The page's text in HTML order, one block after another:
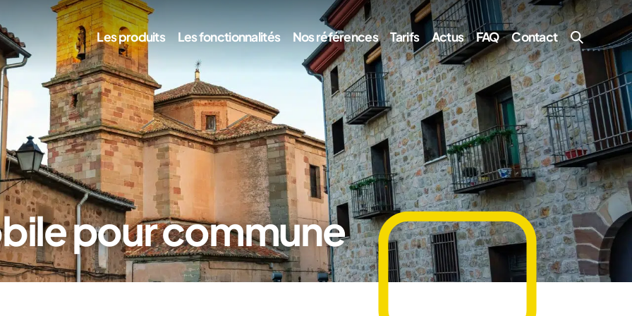
Les produits Les fonctionnalités Nos références Tarifs Actus FAQ Contact
pour commune